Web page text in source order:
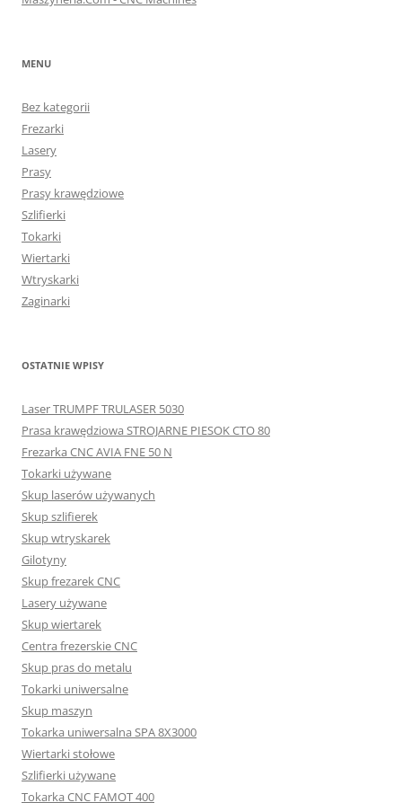
MENU
Bez kategorii
Frezarki
Lasery
Prasy
Prasy krawędziowe
Szlifierki
Tokarki
Wiertarki
Wtryskarki
Zaginarki
OSTATNIE WPISY
Laser TRUMPF TRULASER 5030
Prasa krawędziowa STROJARNE PIESOK CTO 80
Frezarka CNC AVIA FNE 50 N
Tokarki używane
Skup laserów używanych
Skup szlifierek
Skup wtryskarek
Gilotyny
Skup frezarek CNC
Lasery używane
Skup wiertarek
Centra frezerskie CNC
Skup pras do metalu
Tokarki uniwersalne
Skup maszyn
Tokarka uniwersalna SPA 8X3000
Wiertarki stołowe
Szlifierki używane
Tokarka CNC FAMOT 400